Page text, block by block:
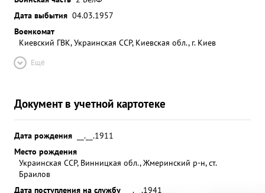
Дата выбытия 04.03.1957
Военкомат
Киевский ГВК, Украинская ССР, Киевская обл., г. Киев
Ещё
Документ в учетной картотеке
Дата рождения
__.__.1911
Место рождения
Украинская ССР, Винницкая обл., Жмеринский р-н, ст.
Браилов
Дата поступления на службу
__.__.1941